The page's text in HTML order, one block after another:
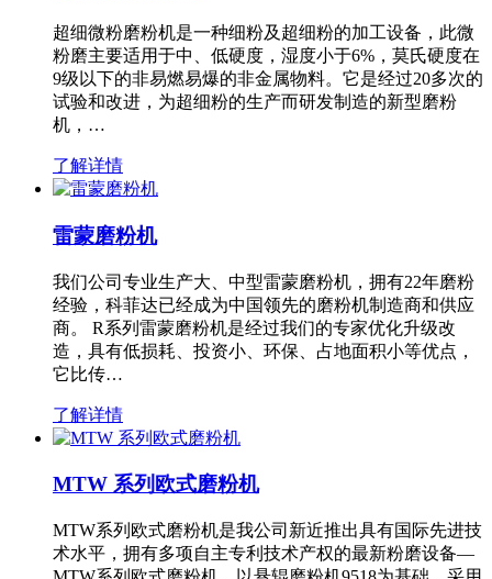
超细微粉磨粉机是一种细粉及超细粉的加工设备，此微
粉磨主要适用于中、低硬度，湿度小于6%，莫氏硬度在
9级以下的非易燃易爆的非金属物料。它是经过20多次的
试验和改进，为超细粉的生产而研发制造的新型磨粉
机，…
了解详情
雷蒙磨粉机
我们公司专业生产大、中型雷蒙磨粉机，拥有22年磨粉
经验，科菲达已经成为中国领先的磨粉机制造商和供应
商。 R系列雷蒙磨粉机是经过我们的专家优化升级改
造，具有低损耗、投资小、环保、占地面积小等优点，
它比传…
了解详情
MTW 系列欧式磨粉机
MTW系列欧式磨粉机是我公司新近推出具有国际先进技
术水平，拥有多项自主专利技术产权的最新粉磨设备—